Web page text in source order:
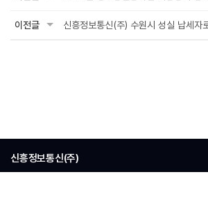
이전글
신흥정보통신(주)